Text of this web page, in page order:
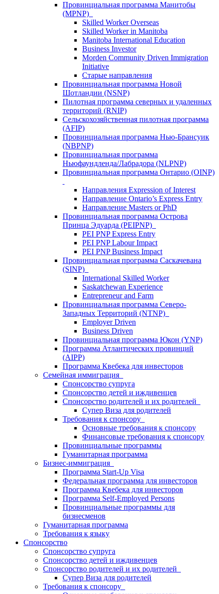
Провинциальная программа Манитобы
(MPNP)
Skilled Worker Overseas
Skilled Worker in Manitoba
Manitoba International Education
Business Investor
Morden Community Driven Immigration
Initiative
Старые направления
Провинциальная программа Новой
Шотландии (NSNP)
Пилотная программа северных и удаленных
территорий (RNIP)
Сельскохозяйственная пилотная программа
(AFIP)
Провинциальная программа Нью-Брансуик
(NBPNP)
Провинциальная программа
Ньюфаундленда/Лабрадора (NLPNP)
Провинциальная программа Онтарио (OINP)
Направления Expression of Interest
Направление Ontario’s Express Entry
Направление Masters or PhD
Провинциальная программа Острова
Принца Эдуарда (PEIPNP)
PEI PNP Express Entry
PEI PNP Labour Impact
PEI PNP Business Impact
Провинциальная программа Саскачевана
(SINP)
International Skilled Worker
Saskatchewan Experience
Entrepreneur and Farm
Провинциальная программа Северо-
Западных Территорий (NTNP)
Employer Driven
Business Driven
Провинциальная программа Юкон (YNP)
Программа Атлантических провинций
(AIPP)
Программа Квебека для инвесторов
Семейная иммиграция
Спонсорство супруга
Спонсорство детей и иждивенцев
Спонсорство родителей и их родителей
Супер Виза для родителей
Требования к спонсору
Основные требования к спонсору
Финансовые требования к спонсору
Провинциальные программы
Гуманитарная программа
Бизнес-иммиграция
Программа Start-Up Visa
Федеральная программа для инвесторов
Программа Квебека для инвесторов
Программа Self-Employed Persons
Провинциальные программы для
бизнесменов
Гуманитарная программа
Требования к языку
Спонсорство
Спонсорство супруга
Спонсорство детей и иждивенцев
Спонсорство родителей и их родителей
Супер Виза для родителей
Требования к спонсору